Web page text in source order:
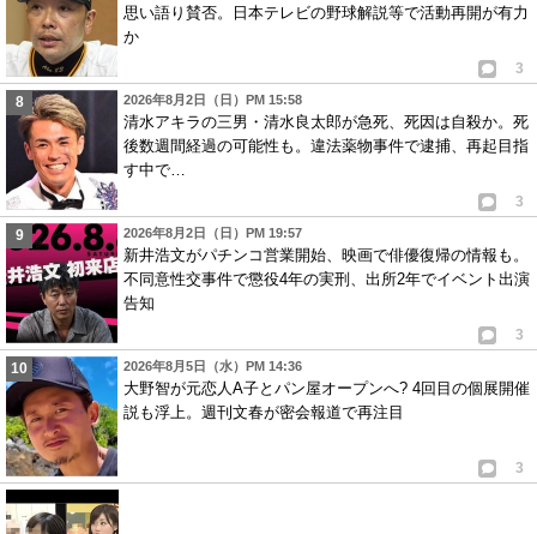
思い語り賛否。日本テレビの野球解説等で活動再開が有力
か
3
2026年8月2日（日）PM 15:58
清水アキラの三男・清水良太郎が急死、死因は自殺か。死
後数週間経過の可能性も。違法薬物事件で逮捕、再起目指
す中で…
3
2026年8月2日（日）PM 19:57
新井浩文がパチンコ営業開始、映画で俳優復帰の情報も。
不同意性交事件で懲役4年の実刑、出所2年でイベント出演
告知
3
2026年8月5日（水）PM 14:36
大野智が元恋人A子とパン屋オープンへ? 4回目の個展開催
説も浮上。週刊文春が密会報道で再注目
3